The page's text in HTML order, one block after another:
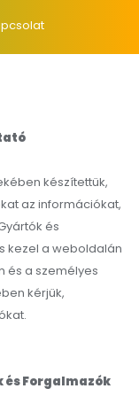
készítettük,
az információkat,
és
kezel a weboldalán
és a személyes
kérjük,
és Forgalmazók